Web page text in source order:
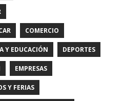
COMERCIO
Y EDUCACIÓN DEPORTES
EMPRESAS
Y FERIAS